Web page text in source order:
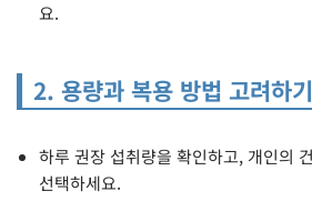
요.
2. 용량과 복용 방법 고려하
하루 권장 섭취량을 확인하고, 개인의
선택하세요.